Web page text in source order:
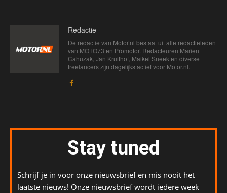
Redactie
De redactie van Motor.nl bestaat uit alle redactieleden
van MOTO73 en Promotor. Redacteuren Marien
Cahuzak, Jan Kruithof, Maikel Sneek en diverse
freelancers zijn dagelijks actief voor Motor.nl.
Stay tuned
Schrijf je in voor onze nieuwsbrief en mis nooit het
laatste nieuws! Onze nieuwsbrief wordt iedere week